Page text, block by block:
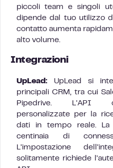
piccoli team e singoli
dipende dal tuo utilizzo
contatto aumenta
alto volume.
Integrazioni
UpLead: UpLead si
principali CRM, tra cui
Pipedrive. L’API
personalizzate per la
dati in tempo reale. La
centinaia di
L’impostazione
solitamente richiede